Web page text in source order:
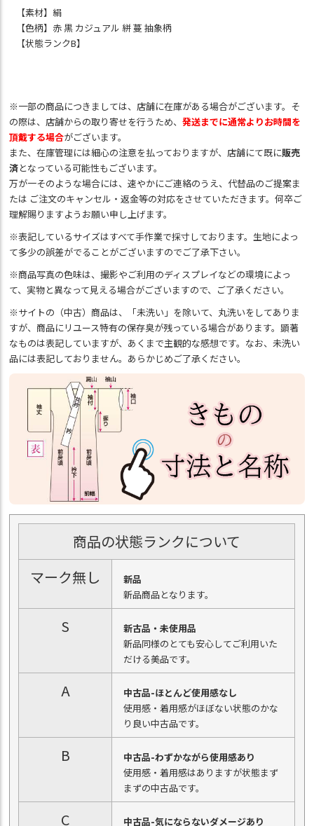
【素材】絹
【色柄】赤 黒 カジュアル 絣 蔓 抽象柄
【状態ランクB】
※一部の商品につきましては、店舗に在庫がある場合がございます。そ
の際は、店舗からの取り寄せを行うため、発送までに通常よりお時間を
頂戴する場合がございます。
また、在庫管理には細心の注意を払っておりますが、店舗にて既に販売
済となっている可能性もございます。
万が一そのような場合には、速やかにご連絡のうえ、代替品のご提案ま
たは ご注文のキャンセル・返金等の対応をさせていただきます。何卒ご
理解賜りますようお願い申し上げます。
※表記しているサイズはすべて手作業で採寸しております。生地によっ
て多少の誤差がでることがございますのでご了承下さい。
※商品写真の色味は、撮影やご利用のディスプレイなどの環境によっ
て、実物と異なって見える場合がございますので、ご了承ください。
※サイトの（中古）商品は、「未洗い」を除いて、丸洗いをしてありま
すが、商品にリユース特有の保存臭が残っている場合があります。顕著
なものは表記していますが、あくまで主観的な感想です。なお、未洗い
品には表記しておりません。あらかじめご了承ください。
商品の状態ランクについて
マーク無し
新品
新品商品となります。
S
新古品・未使用品
新品同様のとても安心してご利用いた
だける美品です。
A
中古品-ほとんど使用感なし
使用感・着用感がほぼない状態のかな
り良い中古品です。
B
中古品-わずかながら使用感あり
使用感・着用感はありますが状態まず
まずの中古品です。
C 中古品-気にならないダメージあり